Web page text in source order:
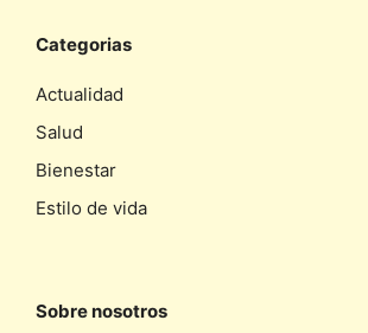
Categorias
Actualidad
Salud
Bienestar
Estilo de vida
Sobre nosotros